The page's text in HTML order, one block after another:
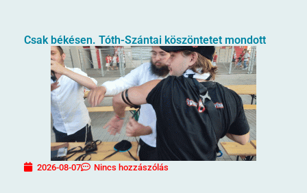
Csak békésen. Tóth-Szántai köszöntetet mondott
2026-08-07 Nincs hozzászólás